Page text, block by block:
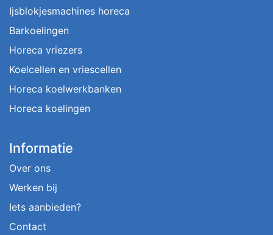
Ijsblokjesmachines horeca
Barkoelingen
Horeca vriezers
Koelcellen en vriescellen
Horeca koelwerkbanken
Horeca koelingen
Informatie
Over ons
Werken bij
Iets aanbieden?
Contact